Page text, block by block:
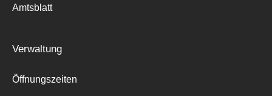
Amtsblatt
Verwaltung
Öffnungszeiten